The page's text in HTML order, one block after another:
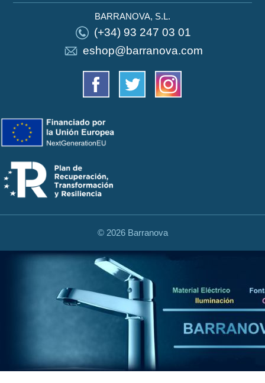
BARRANOVA, S.L.
(+34) 93 247 03 01
eshop@barranova.com
©2026 Barranova